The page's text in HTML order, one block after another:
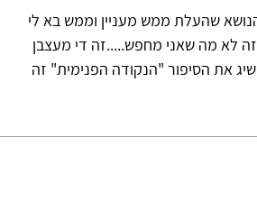
שהעלת ממש מעניין וממש בא לי
לא מה שאני מחפש.....זה די מעצבן
את הסיפור "הנקודה הפנימית" זה